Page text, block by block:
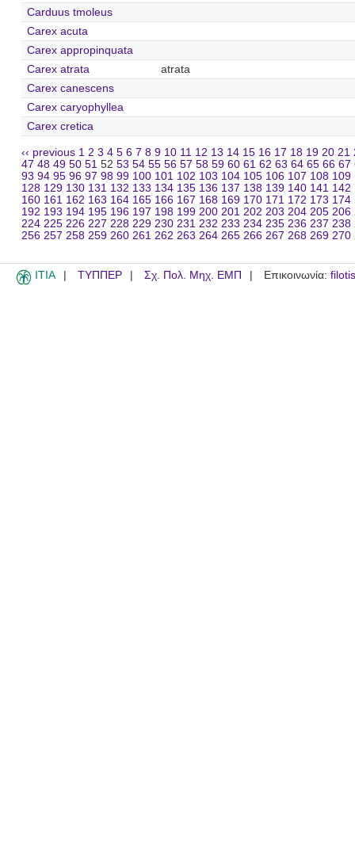
Carduus tmoleus
Carex acuta
Carex appropinquata
Carex atrata
atrata
Carex canescens
Carex caryophyllea
Carex cretica
‹‹ previous 1 2 3 4 5 6 7 8 9 10 11 12 13 14 15 16 17 18 19 20 21
47 48 49 50 51 52 53 54 55 56 57 58 59 60 61 62 63 64 65 66 67
93 94 95 96 97 98 99 100 101 102 103 104 105 106 107 108 109
128 129 130 131 132 133 134 135 136 137 138 139 140 141 142
160 161 162 163 164 165 166 167 168 169 170 171 172 173 174
192 193 194 195 196 197 198 199 200 201 202 203 204 205 206
224 225 226 227 228 229 230 231 232 233 234 235 236 237 238
256 257 258 259 260 261 262 263 264 265 266 267 268 269 270
ITIA ΤΥΠΠΕΡ Σχ. Πολ. Μηχ. ΕΜΠ Επικοινωνία: